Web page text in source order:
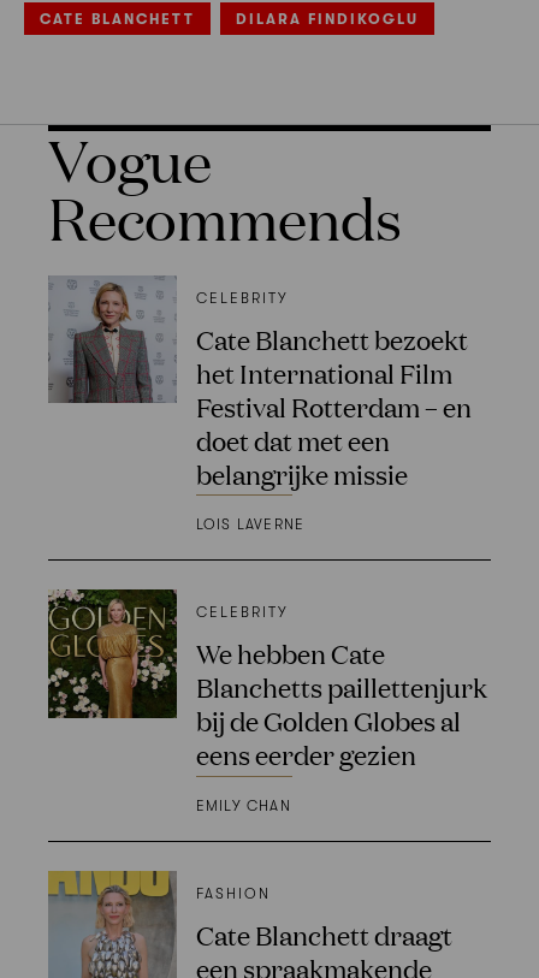
CATE BLANCHETT DILARA FINDIKOGLU
Vogue
Recommends
CELEBRITY
Cate Blanchett bezoekt
het International Film
Festival Rotterdam – en
doet dat met een
belangrijke missie
LOIS LAVERNE
CELEBRITY
We hebben Cate
Blanchetts paillettenjurk
bij de Golden Globes al
eens eerder gezien
EMILY CHAN
FASHION
Cate Blanchett draagt
een spraakmakende